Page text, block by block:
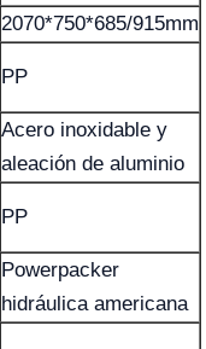
2070*750*685/915mm
PP
Acero inoxidable y
aleación de aluminio
PP
Powerpacker
hidráulica americana